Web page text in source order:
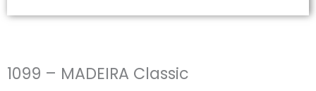
1099 – MADEIRA Classic